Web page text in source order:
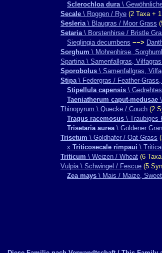
Sclerochloa dura\
Secale \ Roggen / Rye (2 Taxa +
Sesleria\ Blaugras / Moor Grass
Setaria\ Borstenhirse / Bristle
Sieglingia decumbens −−>
Sorghum \ Mohrenhirse,
Spartina \ Samenfallgras,
Sporobolus \ Samenfallgras,
Stipa\ Federgras / Feather-Grass,
Stipellula capensis \
Taeniatherum caput-medusae
Thinopyrum \ Quecke / Couch (2
Tragus racemosus \ Traubiges
Trisetaria aurea\ Goldener
Trisetum \ Goldhafer / Oat Grass
x Triticosecale rimpaui \
Triticum \ Weizen / Wheat (6
Vulpia \ Schwingel / Fescue (5
Zea mays \ Mais / Maize,